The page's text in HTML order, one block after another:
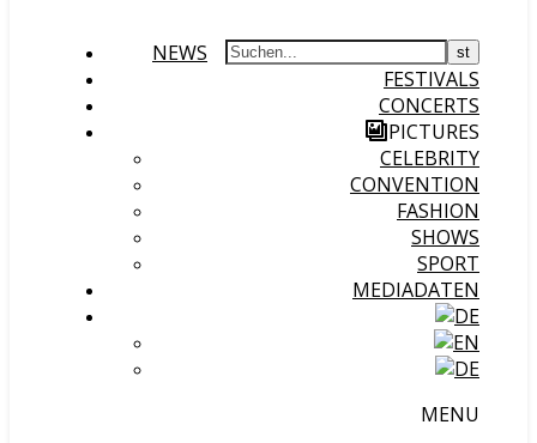
NEWS
FESTIVALS
CONCERTS
PICTURES
CELEBRITY
CONVENTION
FASHION
SHOWS
SPORT
MEDIADATEN
MENU